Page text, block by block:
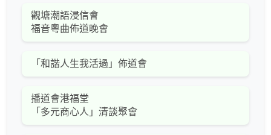
觀塘潮語浸信會
福音粵曲佈道晚會
「和諧人生我活過」佈道會
播道會港福堂
「多元商心人」清談聚會